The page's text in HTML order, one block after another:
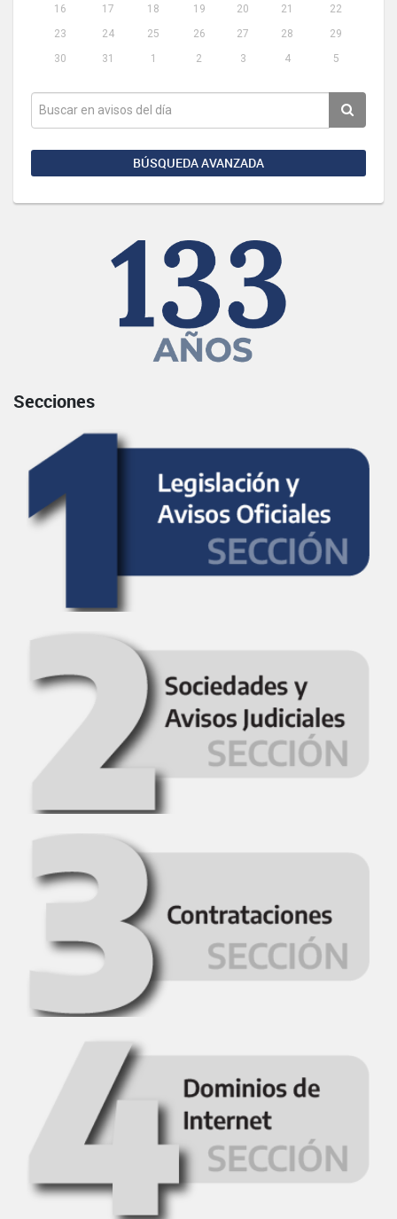
16
17 18 19 20 21
22
23
24 25 26 27 28
29
30
31 1 2 3 4 5
BÚSQUEDA AVANZADA
Secciones